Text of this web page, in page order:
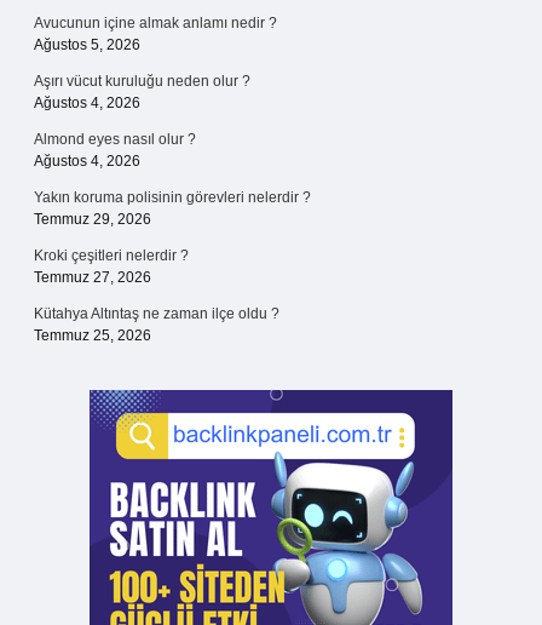
Avucunun içine almak anlamı nedir ?
Ağustos 5, 2026
Aşırı vücut kuruluğu neden olur ?
Ağustos 4, 2026
Almond eyes nasıl olur ?
Ağustos 4, 2026
Yakın koruma polisinin görevleri nelerdir ?
Temmuz 29, 2026
Kroki çeşitleri nelerdir ?
Temmuz 27, 2026
Kütahya Altıntaş ne zaman ilçe oldu ?
Temmuz 25, 2026